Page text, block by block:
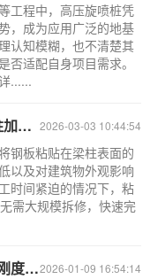
工程中，高压旋喷桩凭
，成为应用广泛的地基
认知模糊，也不清楚其
适配自身项目需求。
......
2026-03-03 10:44:54
？
钢板粘贴在梁柱表面的
以及对建筑物外观影响
时间紧迫的情况下，粘
需大规模拆修，快速完
2026-01-09 16:54:14
”！